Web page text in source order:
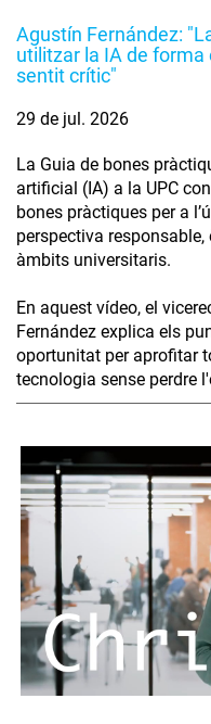
Agustín Fernández:
utilitzar la IA de forma
sentit crític"
29 de jul. 2026
La Guia de bones
artificial (IA) a la UPC
bones pràctiques per a
perspectiva
àmbits universitaris.
En aquest vídeo, el
Fernández explica els
oportunitat per aprofitar
tecnologia sense perdre